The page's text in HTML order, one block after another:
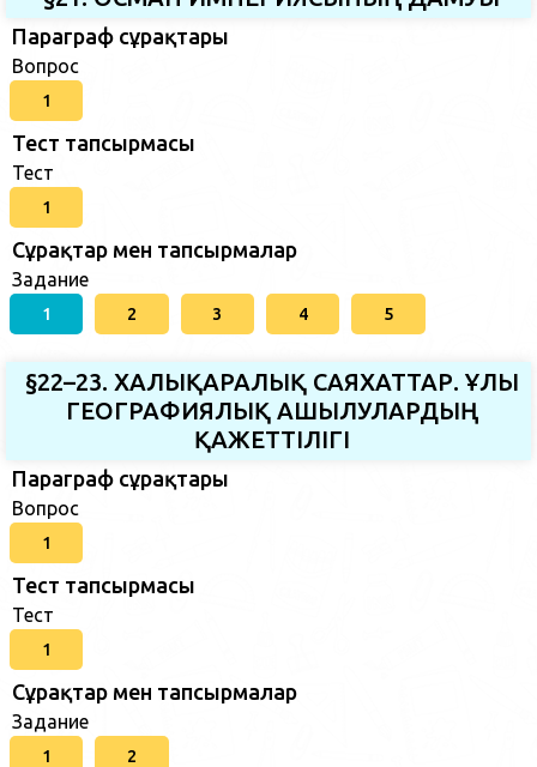
Параграф сұрақтары
Вопрос
1
Тест тапсырмасы
Тест
1
Сұрақтар мен тапсырмалар
Задание
1 2 3 4 5
§22–23. ХАЛЫҚАРАЛЫҚ САЯХАТТАР. ҰЛЫ
ГЕОГРАФИЯЛЫҚ АШЫЛУЛАРДЫҢ
ҚАЖЕТТІЛІГІ
Параграф сұрақтары
Вопрос
1
Тест тапсырмасы
Тест
1
Сұрақтар мен тапсырмалар
Задание
1 2